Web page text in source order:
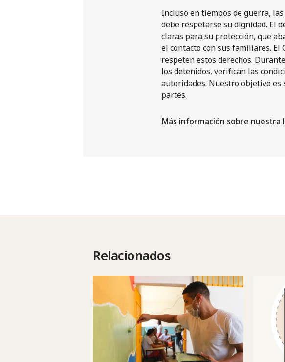
Incluso en tiempos de guerra,
debe respetarse su dignidad. El
claras para su protección, que
el contacto con sus familiares. El
respeten estos derechos.
los detenidos, verifican las
autoridades. Nuestro objetivo es
partes.
Más información sobre nuestra
Relacionados